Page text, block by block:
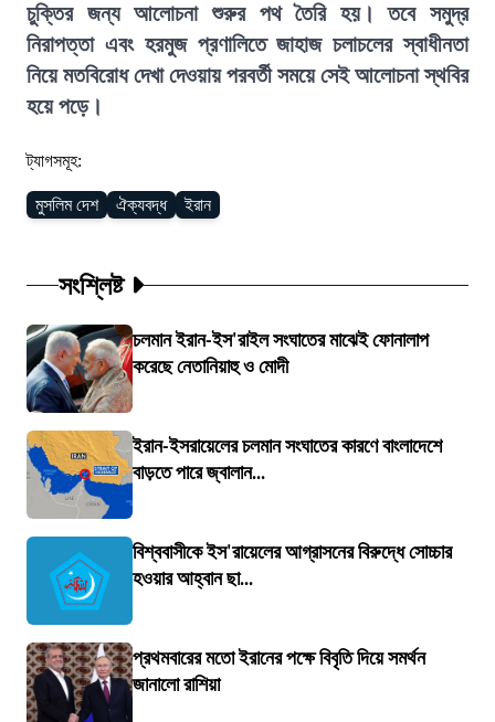
চুক্তির জন্য আলোচনা শুরুর পথ তৈরি হয়। তবে সমুদ্র
নিরাপত্তা এবং হরমুজ প্রণালিতে জাহাজ চলাচলের স্বাধীনতা
নিয়ে মতবিরোধ দেখা দেওয়ায় পরবর্তী সময়ে সেই আলোচনা স্থবির
হয়ে পড়ে।
ট্যাগসমূহ:
মুসলিম দেশ ঐক্যবদ্ধ ইরান
সংশ্লিষ্ট
চলমান ইরান-ইস'রাইল সংঘাতের মাঝেই ফোনালাপ
করেছে নেতানিয়াহু ও মোদী
ইরান-ইসরায়েলের চলমান সংঘাতের কারণে বাংলাদেশে
বাড়তে পারে জ্বালান...
বিশ্ববাসীকে ইস'রায়েলের আগ্রাসনের বিরুদ্ধে সোচ্চার
হওয়ার আহ্বান ছা...
প্রথমবারের মতো ইরানের পক্ষে বিবৃতি দিয়ে সমর্থন
জানালো রাশিয়া